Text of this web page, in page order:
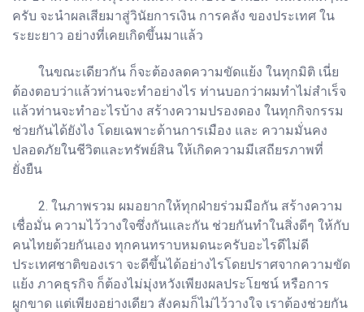
ครับ จะนำผลเสียมาสู่วินัยการเงิน การคลัง ของประเทศ ใน
ระยะยาว อย่างที่เคยเกิดขึ้นมาแล้ว
ในขณะเดียวกัน ก็จะต้องลดความขัดแย้ง ในทุกมิติ เนี่ย
ต้องตอบว่าแล้วท่านจะทำอย่างไร ท่านบอกว่าผมทำไม่สำเร็จ
แล้วท่านจะทำอะไรบ้าง สร้างความปรองดอง ในทุกกิจกรรม
ช่วยกันได้ยังไง โดยเฉพาะด้านการเมือง และ ความมั่นคง
ปลอดภัยในชีวิตและทรัพย์สิน ให้เกิดความมีเสถียรภาพที่
ยั่งยืน
2. ในภาพรวม ผมอยากให้ทุกฝ่ายร่วมมือกัน สร้างความ
เชื่อมั่น ความไว้วางใจซึ่งกันและกัน ช่วยกันทำในสิ่งดีๆ ให้กับ
คนไทยด้วยกันเอง ทุกคนทราบหมดนะครับอะไรดีไม่ดี
ประเทศชาติของเรา จะดีขึ้นได้อย่างไรโดยปราศจากความขัด
แย้ง ภาคธุรกิจ ก็ต้องไม่มุ่งหวังเพียงผลประโยชน์ หรือการ
ผูกขาด แต่เพียงอย่างเดียว สังคมก็ไม่ไว้วางใจ เราต้องช่วยกัน